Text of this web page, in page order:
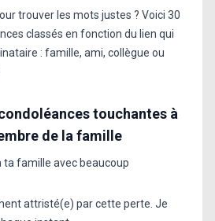
trouver les mots justes ? Voici 30
classés en fonction du lien qui
: famille, ami, collègue ou
touchantes à
de la famille
ta famille avec beaucoup
attristé(e) par cette perte. Je